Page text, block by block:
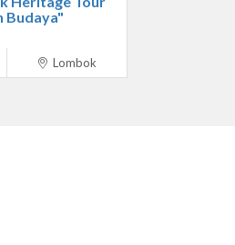
Budaya"
Lombok